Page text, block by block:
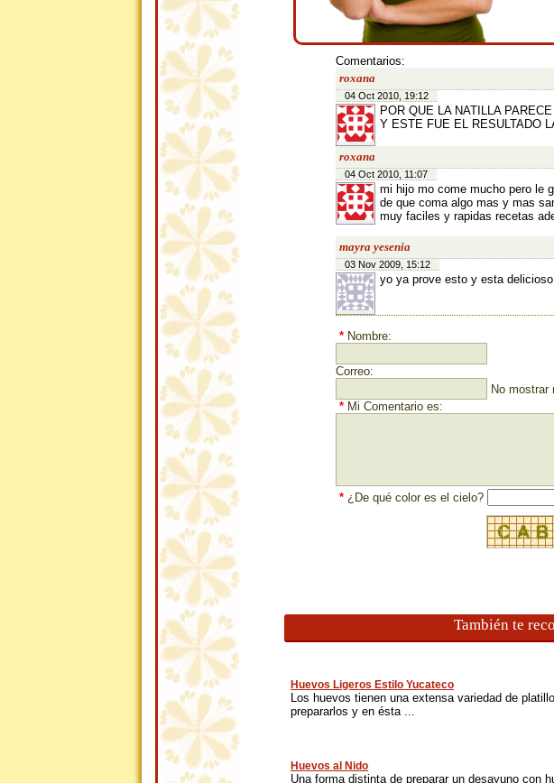
Comentarios:
roxana
04 Oct 2010, 19:12
POR QUE LA NATILLA
Y ESTE FUE EL RESULTADO
roxana
04 Oct 2010, 11:07
mi hijo mo come mucho pero le
de que coma algo mas y mas
muy faciles y rapidas recetas
mayra yesenia
03 Nov 2009, 15:12
yo ya prove esto y esta
* Nombre:
Correo:
No mostrar
* Mi Comentario es:
* ¿De qué color es el cielo?
También te
Huevos Ligeros Estilo Yucateco
Los huevos tienen una extensa variedad de
prepararlos y en ésta ...
Huevos al Nido
Una forma distinta de preparar un desayuno con